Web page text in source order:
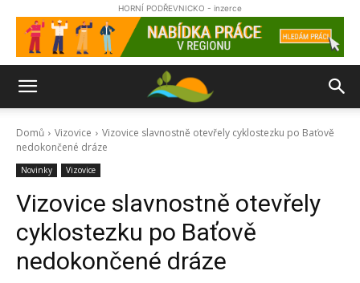
HORNÍ PODŘEVNICKO - inzerce
Domů Vizovice
Vizovice slavnostně otevřely cyklostezku po Baťově
nedokončené dráze
Novinky Vizovice
Vizovice slavnostně otevřely
cyklostezku po Baťově
nedokončené dráze